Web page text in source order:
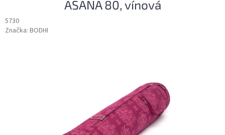
ASANA 80, vínová
5730
Značka: BODHI